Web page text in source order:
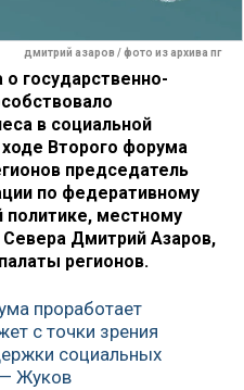
дмитрий азаров / фото из архива пг
о государственно-
в социальной
Второго форума
председатель
по федеративному
политике, местному
Дмитрий Азаров,
регионов.
проработает
с точки зрения
социальных
Жуков